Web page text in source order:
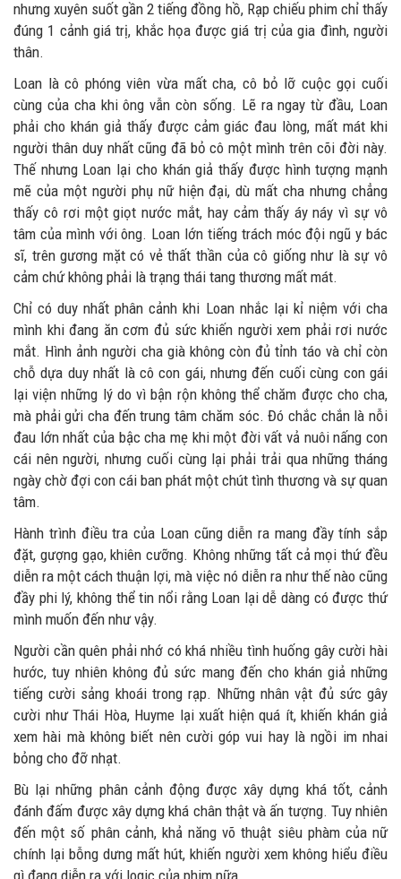
nhưng xuyên suốt gần 2 tiếng đồng hồ, Rạp chiếu phim chỉ thấy
đúng 1 cảnh giá trị, khắc họa được giá trị của gia đình, người
thân.
Loan là cô phóng viên vừa mất cha, cô bỏ lỡ cuộc gọi cuối
cùng của cha khi ông vẫn còn sống. Lẽ ra ngay từ đầu, Loan
phải cho khán giả thấy được cảm giác đau lòng, mất mát khi
người thân duy nhất cũng đã bỏ cô một mình trên cõi đời này.
Thế nhưng Loan lại cho khán giả thấy được hình tượng mạnh
mẽ của một người phụ nữ hiện đại, dù mất cha nhưng chẳng
thấy cô rơi một giọt nước mắt, hay cảm thấy áy náy vì sự vô
tâm của mình với ông. Loan lớn tiếng trách móc đội ngũ y bác
sĩ, trên gương mặt có vẻ thất thần của cô giống như là sự vô
cảm chứ không phải là trạng thái tang thương mất mát.
Chỉ có duy nhất phân cảnh khi Loan nhắc lại kỉ niệm với cha
mình khi đang ăn cơm đủ sức khiến người xem phải rơi nước
mắt. Hình ảnh người cha già không còn đủ tỉnh táo và chỉ còn
chỗ dựa duy nhất là cô con gái, nhưng đến cuối cùng con gái
lại viện những lý do vì bận rộn không thể chăm được cho cha,
mà phải gửi cha đến trung tâm chăm sóc. Đó chắc chắn là nỗi
đau lớn nhất của bậc cha mẹ khi một đời vất vả nuôi nấng con
cái nên người, nhưng cuối cùng lại phải trải qua những tháng
ngày chờ đợi con cái ban phát một chút tình thương và sự quan
tâm.
Hành trình điều tra của Loan cũng diễn ra mang đầy tính sắp
đặt, gượng gạo, khiên cưỡng. Không những tất cả mọi thứ đều
diễn ra một cách thuận lợi, mà việc nó diễn ra như thế nào cũng
đầy phi lý, không thể tin nổi rằng Loan lại dễ dàng có được thứ
mình muốn đến như vậy.
Người cần quên phải nhớ có khá nhiều tình huống gây cười hài
hước, tuy nhiên không đủ sức mang đến cho khán giả những
tiếng cười sảng khoái trong rạp. Những nhân vật đủ sức gây
cười như Thái Hòa, Huyme lại xuất hiện quá ít, khiến khán giả
xem hài mà không biết nên cười góp vui hay là ngồi im nhai
bỏng cho đỡ nhạt.
Bù lại những phân cảnh động được xây dựng khá tốt, cảnh
đánh đấm được xây dựng khá chân thật và ấn tượng. Tuy nhiên
đến một số phân cảnh, khả năng võ thuật siêu phàm của nữ
chính lại bỗng dưng mất hút, khiến người xem không hiểu điều